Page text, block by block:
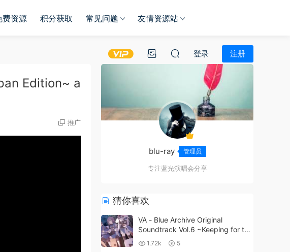
费资源 积分获取 常见问题 友情资源站
登录 注册
Edition~ a
推广
blu-ray 管理员
专注蓝光演唱会分享
猜你喜欢
VA - Blue Archive Original
Soundtrack Vol.6 ~Keeping for the
abiding belief~ 2024
[24Bit/48kHz] [Hi-Res Flac
1.72k 5